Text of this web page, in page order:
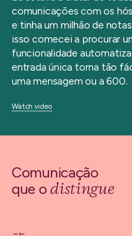
comunicações com os
e tinha um milhão de
isso comecei a procurar
funcionalidade
entrada única torna tão
uma mensagem ou a 600.
Watch video
Comunicação
que o distingue